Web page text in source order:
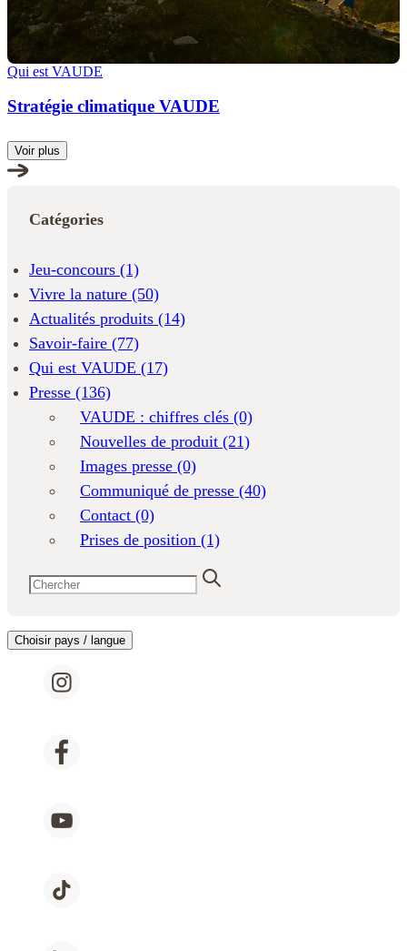
Qui est VAUDE
Stratégie climatique VAUDE
Voir plus
Catégories
Jeu-concours (1)
Vivre la nature (50)
Actualités produits (14)
Savoir-faire (77)
Qui est VAUDE (17)
Presse (136)
VAUDE : chiffres clés (0)
Nouvelles de produit (21)
Images presse (0)
Communiqué de presse (40)
Contact (0)
Prises de position (1)
Choisir pays / langue